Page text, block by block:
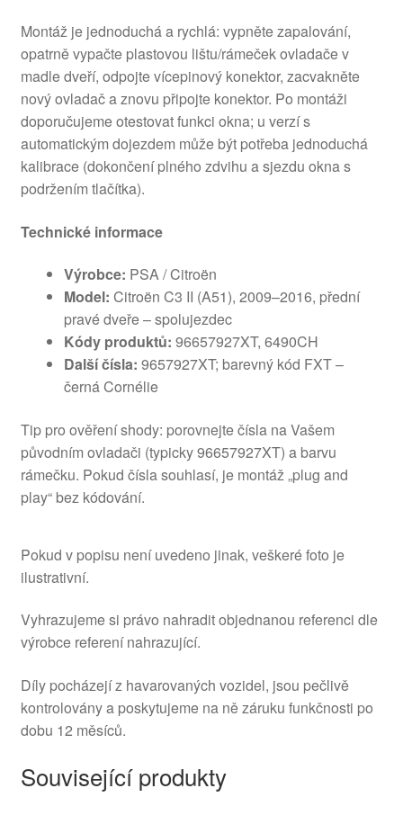
Montáž je jednoduchá a rychlá: vypněte zapalování,
opatrně vypačte plastovou lištu/rámeček ovladače v
madle dveří, odpojte vícepinový konektor, zacvakněte
nový ovladač a znovu připojte konektor. Po montáži
doporučujeme otestovat funkci okna; u verzí s
automatickým dojezdem může být potřeba jednoduchá
kalibrace (dokončení plného zdvihu a sjezdu okna s
podržením tlačítka).
Technické informace
Výrobce: PSA / Citroën
Model: Citroën C3 II (A51), 2009–2016, přední
pravé dveře – spolujezdec
Kódy produktů: 96657927XT, 6490CH
Další čísla: 9657927XT; barevný kód FXT –
černá Cornélie
Tip pro ověření shody: porovnejte čísla na Vašem
původním ovladači (typicky 96657927XT) a barvu
rámečku. Pokud čísla souhlasí, je montáž „plug and
play“ bez kódování.
Pokud v popisu není uvedeno jinak, veškeré foto je
ilustrativní.
Vyhrazujeme si právo nahradit objednanou referenci dle
výrobce referení nahrazující.
Díly pocházejí z havarovaných vozidel, jsou pečlivě
kontrolovány a poskytujeme na ně záruku funkčnosti po
dobu 12 měsíců.
Související produkty